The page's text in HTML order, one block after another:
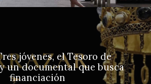
jóvenes, el Tesoro de
un documental que busca
financiación